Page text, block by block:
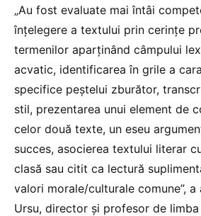
„Au fost evaluate mai întâi
înțelegere a textului prin cerințe
termenilor aparținând câmpului
acvatic, identificarea în grile a
specifice peștelui zburător,
stil, prezentarea unui element de
celor două texte, un eseu
succes, asocierea textului literar
clasă sau citit ca lectură
valori morale/culturale comune”,
Ursu, director și profesor de